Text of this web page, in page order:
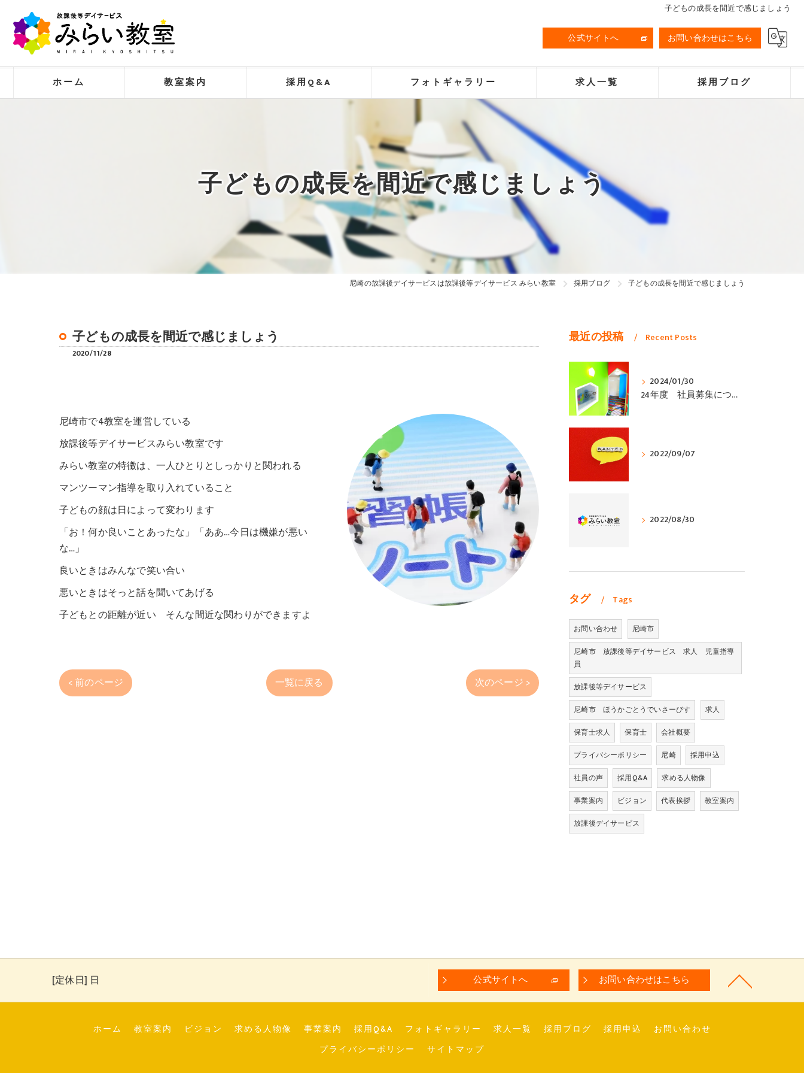
子どもの成長を間近で感じましょう
公式サイトへ お問い合わせはこちら
ホーム 教室案内 採用Q&A フォトギャラリー 求人一覧 採用ブログ
子どもの成長を間近で感じましょう
尼崎の放課後デイサービスは放課後等デイサービス みらい教室 採用ブログ 子どもの成長を間近で感じましょう
子どもの成長を間近で感じましょう
2020/11/28
尼崎市で4教室を運営している
放課後等デイサービスみらい教室です
みらい教室の特徴は、一人ひとりとしっかりと関われる
マンツーマン指導を取り入れていること
子どもの顔は日によって変わります
「お！何か良いことあったな」「ああ…今日は機嫌が悪い
な…」
良いときはみんなで笑い合い
悪いときはそっと話を聞いてあげる
子どもとの距離が近い そんな間近な関わりができますよ
< 前のページ 一覧に戻る 次のページ >
最近の投稿 Recent Posts
2024/01/30
24年度 社員募集について
2022/09/07
2022/08/30
タグ Tags
お問い合わせ
尼崎市
尼崎市 放課後等デイサービス 求人 児童指導
員
放課後等デイサービス
尼崎市 ほうかごとうでいさーびす
求人
保育士求人
保育士
会社概要
プライバシーポリシー
尼崎
採用申込
社員の声
採用Q&A
求める人物像
事業案内
ビジョン 代表挨拶
教室案内
放課後デイサービス
[定休日] 日 公式サイトへ お問い合わせはこちら
ホーム 教室案内 ビジョン 求める人物像 事業案内 採用Q&A フォトギャラリー 求人一覧 採用ブログ 採用申込
お問い合わせ
プライバシーポリシー
サイトマップ